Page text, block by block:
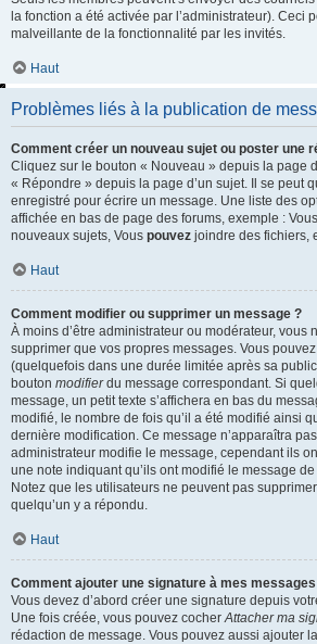
la fonction a été activée par l’administrateur). Ceci
malveillante de la fonctionnalité par les invités.
Haut
Problèmes liés à la publication de
Comment créer un nouveau sujet ou poster une
Cliquez sur le bouton « Nouveau » depuis la page
« Répondre » depuis la page d’un sujet. Il se peut
enregistré pour écrire un message. Une liste des
affichée en bas de page des forums, exemple : Vous
nouveaux sujets, Vous pouvez joindre des fichiers,
Haut
Comment modifier ou supprimer un message ?
À moins d’être administrateur ou modérateur, vous
supprimer que vos propres messages. Vous
(quelquefois dans une durée limitée après sa
bouton modifierdu message correspondant. Si
message, un petit texte s’affichera en bas du
modifié, le nombre de fois qu’il a été modifié ainsi
dernière modification. Ce message n’apparaîtra
administrateur modifie le message, cependant ils
une note indiquant qu’ils ont modifié le message
Notez que les utilisateurs ne peuvent pas
quelqu’un y a répondu.
Haut
Comment ajouter une signature à mes
Vous devez d’abord créer une signature depuis
Une fois créée, vous pouvez cocherAttacher ma
rédaction de message. Vous pouvez aussi ajouter